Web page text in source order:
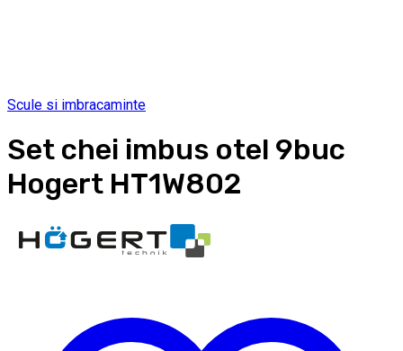
Scule si imbracaminte
Set chei imbus otel 9buc
Hogert HT1W802